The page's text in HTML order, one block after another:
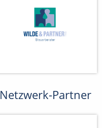
Netzwerk-Partner